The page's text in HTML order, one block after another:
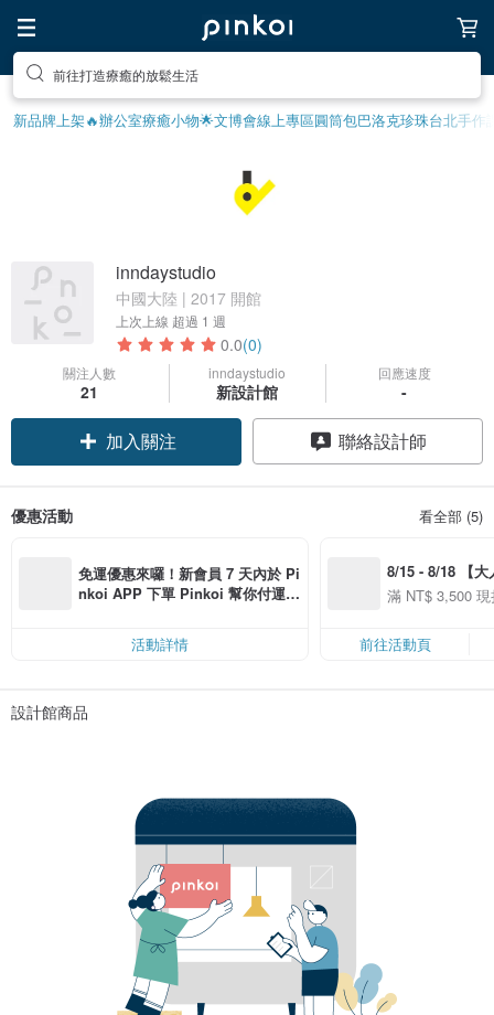
前往打造療癒的放鬆生活
新品牌上架🔥辦公室療癒小物🌟文博會線上專區圓筒包巴洛克珍珠台北手作
inndaystudio
中國大陸 | 2017 開館
上次上線 超過 1 週
0.0(0)
關注人數
21
inndaystudio
新設計館
回應速度
-
加入關注 聯絡設計師
優惠活動 看全部 (5)
免運優惠來囉！新會員 7 天內於 Pi
nkoi APP 下單 Pinkoi 幫你付運
活動詳情
8/15 - 8/18 【大
季】滿
50
滿 NT$ 3,500
前往活動頁
設計館商品